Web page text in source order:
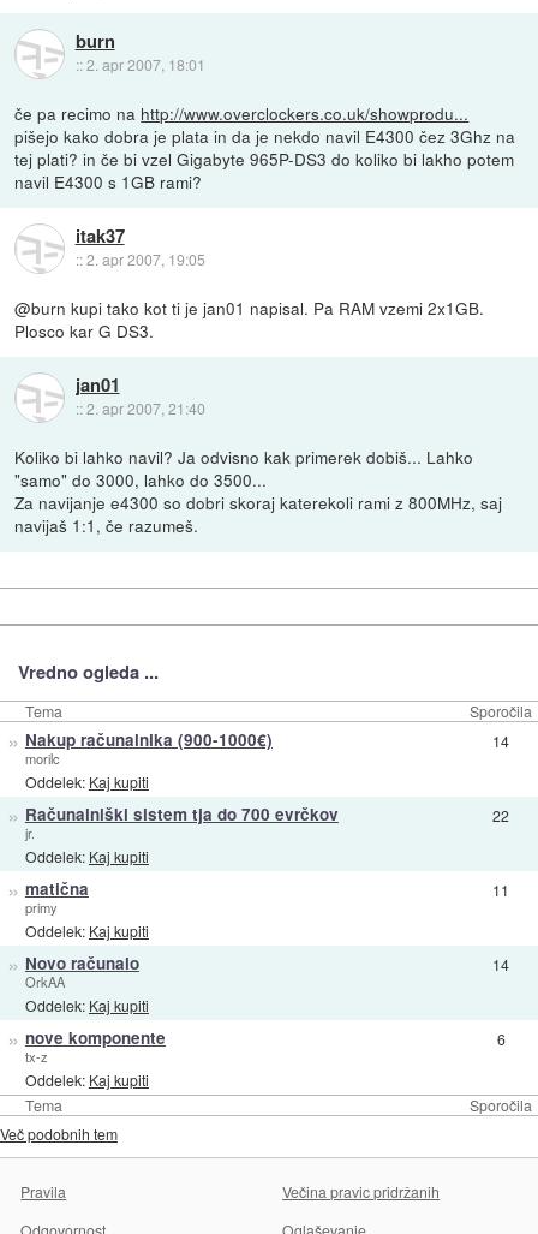
burn
::2. apr 2007, 18:01
če pa recimo na http://www.overclockers.co.uk/showprodu...
pišejo kako dobra je plata in da je nekdo navil E4300 čez 3Ghz na
tej plati? in če bi vzel Gigabyte 965P-DS3 do koliko bi lakho potem
navil E4300 s 1GB rami?
itak37
::2. apr 2007, 19:05
@burn kupi tako kot ti je jan01 napisal. Pa RAM vzemi 2x1GB.
Plosco kar G DS3.
jan01
::2. apr 2007, 21:40
Koliko bi lahko navil? Ja odvisno kak primerek dobiš... Lahko
"samo" do 3000, lahko do 3500...
Za navijanje e4300 so dobri skoraj katerekoli rami z 800MHz, saj
navijaš 1:1, če razumeš.
Vredno ogleda ...
Tema Sporočila
Tema Sporočila
» Nakup računalnika (900-1000€)
morilc
Oddelek: Kaj kupiti
14
» Računalniški sistem tja do 700 evrčkov
jr.
Oddelek: Kaj kupiti
22
» matična
primy
Oddelek: Kaj kupiti
11
» Novo računalo
OrkAA
Oddelek: Kaj kupiti
14
» nove komponente
tx-z
Oddelek: Kaj kupiti
6
Več podobnih tem
Pravila
Večina pravic pridržanih